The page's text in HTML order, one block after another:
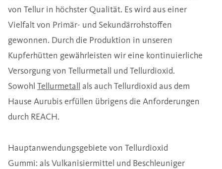
von Tellur in höchster Qualität. Es wird aus einer
Vielfalt von Primär- und Sekundärrohstoffen
gewonnen. Durch die Produktion in unseren
Kupferhütten gewährleisten wir eine kontinuierliche
Versorgung von Tellurmetall und Tellurdioxid.
Sowohl Tellurmetall als auch Tellurdioxid aus dem
Hause Aurubis erfüllen übrigens die Anforderungen
durch REACH.
Hauptanwendungsgebiete von Tellurdioxid
Gummi: als Vulkanisiermittel und Beschleuniger